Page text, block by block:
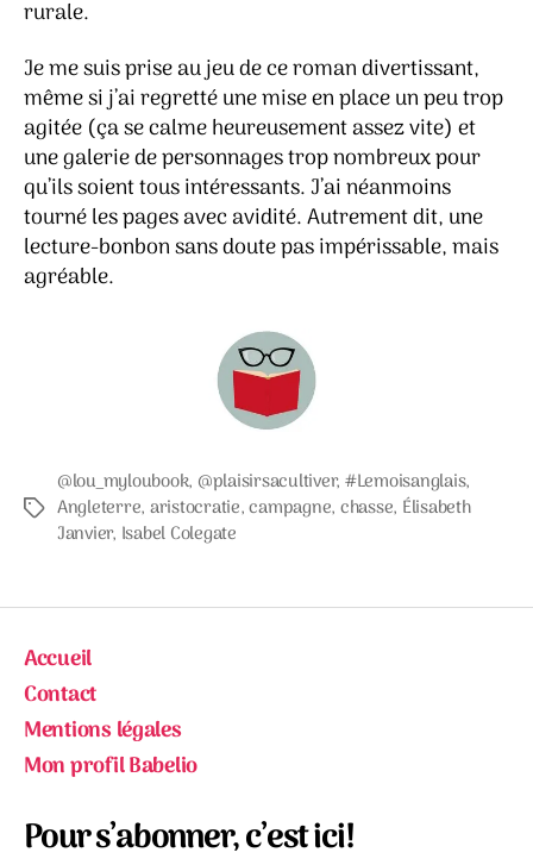
rurale.
Je me suis prise au jeu de ce roman divertissant,
même si j’ai regretté une mise en place un peu trop
agitée (ça se calme heureusement assez vite) et
une galerie de personnages trop nombreux pour
qu’ils soient tous intéressants. J’ai néanmoins
tourné les pages avec avidité. Autrement dit, une
lecture-bonbon sans doute pas impérissable, mais
agréable.
Étiquettes
@lou_myloubook, @plaisirsacultiver, #Lemoisanglais,
Angleterre, aristocratie,campagne, chasse, Élisabeth
Janvier, Isabel Colegate
Accueil
Contact
Mentions légales
Mon profil Babelio
Pour s’abonner, c’est ici!